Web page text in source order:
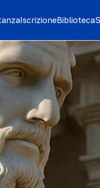
IscrizioneBiblioteca